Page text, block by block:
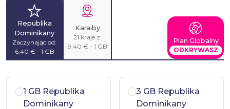
Republika
Dominikany
Zaczynając od:
6,40 € - 1 GB
Karaiby
21 kraje z:
9,40 € - 1 GB
Plan Globalny
ODKRYWASZ
1 GB Republika
Dominikany
3 GB Republika
Dominikany